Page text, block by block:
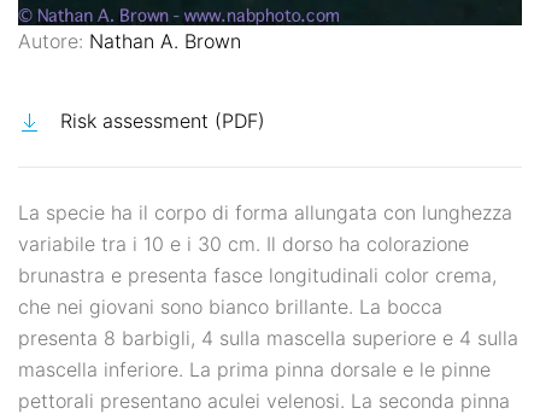
Autore: Nathan A. Brown
Risk assessment (PDF)
La specie ha il corpo di forma allungata con lunghezza
variabile tra i 10 e i 30 cm. Il dorso ha colorazione
brunastra e presenta fasce longitudinali color crema,
che nei giovani sono bianco brillante. La bocca
presenta 8 barbigli, 4 sulla mascella superiore e 4 sulla
mascella inferiore. La prima pinna dorsale e le pinne
pettorali presentano aculei velenosi. La seconda pinna